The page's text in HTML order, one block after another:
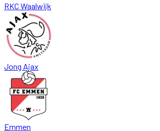
RKC Waalwijk
Jong Ajax
Emmen